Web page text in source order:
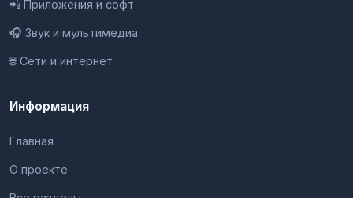
📲 Приложения и софт
🎧 Звук и мультимедиа
🌐 Сети и интернет
Информация
Главная
О проекте